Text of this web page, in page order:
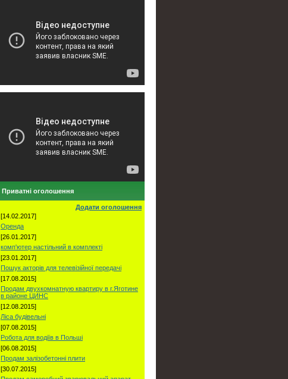
Приватні оголошення
Додати оголошення
[14.02.2017]
Оренда
[26.01.2017]
комп'ютер настільний в комплекті
[23.01.2017]
Пошук акторів для телевізійної передачі
[17.08.2015]
Продам двухкомнатную квартиру в г.Яготине
в районе ЦИНС
[12.08.2015]
Ліса будівельні
[07.08.2015]
Робота для водіїв в Польші
[06.08.2015]
Продам залізобетонні плити
[30.07.2015]